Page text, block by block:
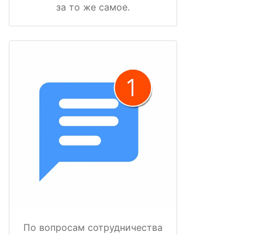
за то же самое.
По вопросам сотрудничества